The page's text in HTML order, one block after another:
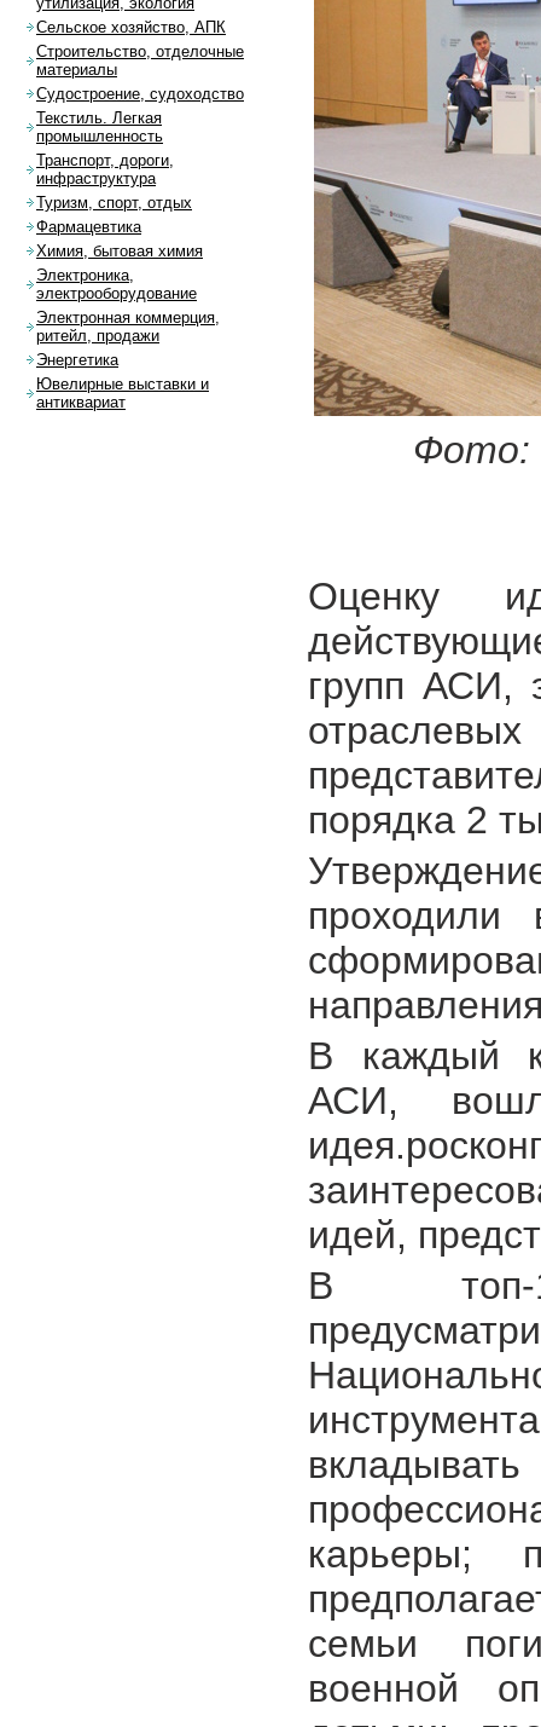
Фото:
Оценку
групп АСИ,
порядка 2
проходили
В каждый
АСИ,
идей,
В топ-
карьеры;
семьи
военной
Сельское хозяйство, АПК
Строительство, отделочные
материалы
Судостроение, судоходство
Текстиль. Легкая
промышленность
Транспорт, дороги,
инфраструктура
Туризм, спорт, отдых
Фармацевтика
Химия, бытовая химия
Электроника,
электрооборудование
Электронная коммерция,
ритейл, продажи
Энергетика
Ювелирные выставки и
антиквариат